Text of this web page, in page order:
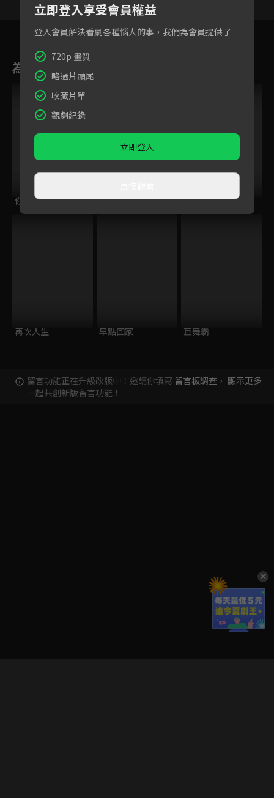
6 7 8 9 10
為您推薦
你的世界我們懂 整你的人生 富貴平安
再次人生 早點回家 巨舞霸
留言功能正在升級改版中！邀請你填寫 留言板調查 ，
一起共創新版留言功能！
顯示更多
立即登入享受會員權益
登入會員解決看劇各種惱人的事，我們為會員提供了
720p 畫質
略過片頭尾
收藏片單
觀劇紀錄
立即登入